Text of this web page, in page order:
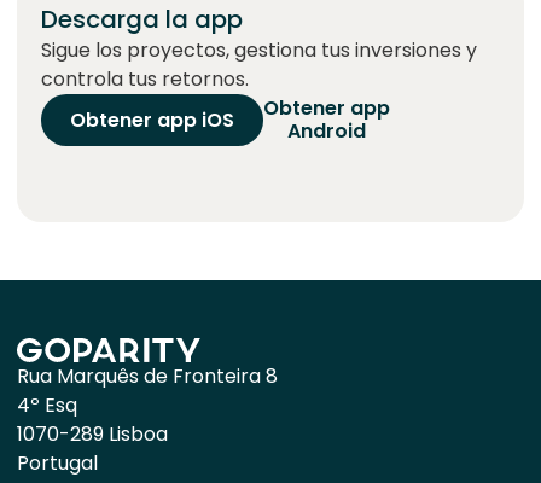
Descarga la app
Sigue los proyectos, gestiona tus inversiones y
controla tus retornos.
Obtener app iOS
Obtener app
Android
Rua Marquês de Fronteira 8
4º Esq
1070-289 Lisboa
Portugal